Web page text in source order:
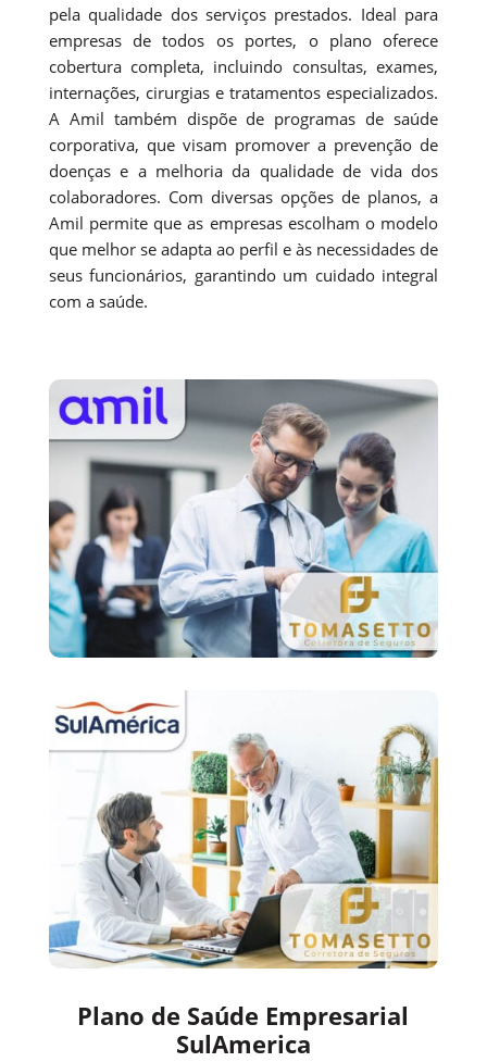
pela qualidade dos serviços prestados. Ideal para
empresas de todos os portes, o plano oferece
cobertura completa, incluindo consultas, exames,
internações, cirurgias e tratamentos especializados.
A Amil também dispõe de programas de saúde
corporativa, que visam promover a prevenção de
doenças e a melhoria da qualidade de vida dos
colaboradores. Com diversas opções de planos, a
Amil permite que as empresas escolham o modelo
que melhor se adapta ao perfil e às necessidades de
seus funcionários, garantindo um cuidado integral
com a saúde.
Plano de Saúde Empresarial
SulAmerica